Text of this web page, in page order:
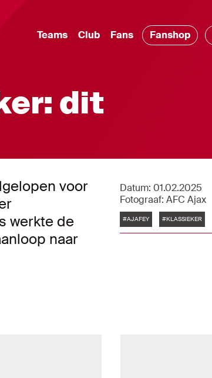
Teams Club Fans Fanshop
dit
voor
werkte de
naar
Datum: 01.02.2025
Fotograaf: AFC Ajax
Tags
#AJAFEY #KLASSIEKER